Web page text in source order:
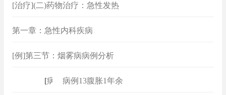
[治疗](二)药物治疗：急性发热
第一章：急性内科疾病
[例]第三节：烟雾病病例分析
病例 ]病例13腹胀1年余